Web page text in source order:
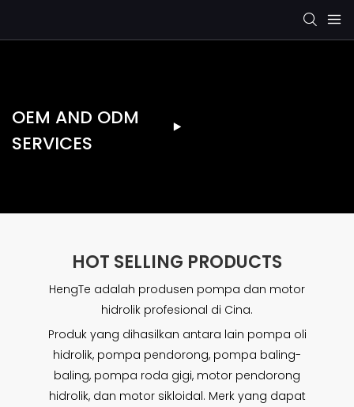
OEM AND ODM
SERVICES
HOT SELLING PRODUCTS
HengTe adalah produsen pompa dan motor
hidrolik profesional di Cina.
Produk yang dihasilkan antara lain pompa oli
hidrolik, pompa pendorong, pompa baling-
baling, pompa roda gigi, motor pendorong
hidrolik, dan motor sikloidal. Merk yang dapat